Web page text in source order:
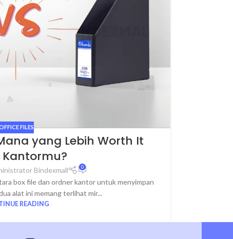
FILES
yang Lebih Worth It
Bindexmall 0
box file dan ordner kantor untuk menyimpan
alat ini memang terlihat mir...
READING